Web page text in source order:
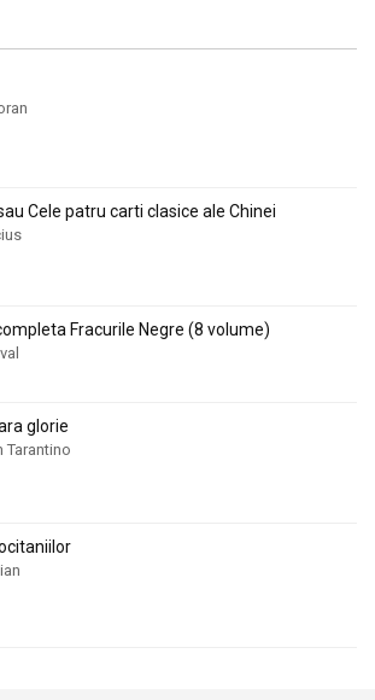
Cele patru carti clasice ale Chinei
Fracurile Negre (8 volume)
glorie
Tarantino